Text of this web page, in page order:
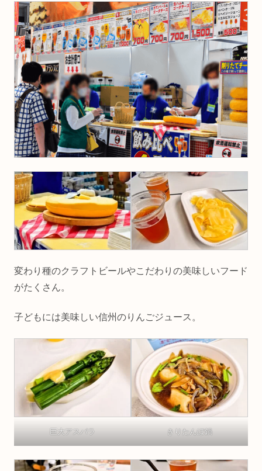
変わり種のクラフトビールやこだわりの美味しいフード
がたくさん。
子どもには美味しい信州のりんごジュース。
巨大アスパラ きりたんぽ鍋